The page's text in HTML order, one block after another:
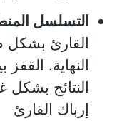
التسلسل
القارئ بشكل
النهاية.
النتائج
إرباك القارئ